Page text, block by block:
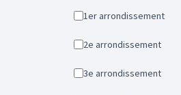
1er arrondissement
2e arrondissement
3e arrondissement